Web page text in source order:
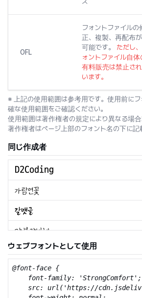
OFL
フォントファイルの
正、複製、再配布が
可能です。 ただし
ォントファイル自体
有料販売は禁止さ
います。
※ 上記の使用範囲は参考用です。使用前に
確な使用範囲をご確認ください。
使用範囲は著作権者の規定により異なる場合
著作権者はページ上部のフォント名の下に記
同じ作成者
ウェブフォントとして使用
@font-face {
    font-family: 'StrongComfort';
src: url('https://